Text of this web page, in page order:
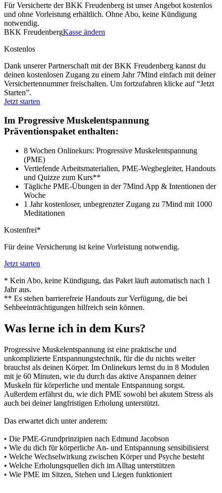
Für Versicherte der BKK Freudenberg ist unser Angebot kostenlos
und ohne Vorleistung erhältlich. Ohne Abo, keine Kündigung
notwendig.
BKK FreudenbergKasse ändern
Kostenlos
Dank unserer Partnerschaft mit der BKK Freudenberg kannst du
deinen kostenlosen Zugang zu einem Jahr 7Mind einfach mit deiner
Versichertennummer freischalten. Um fortzufahren klicke auf “Jetzt
Starten”.
Jetzt starten
Im Progressive Muskelentspannung
Präventionspaket enthalten:
8 Wochen Onlinekurs: Progressive Muskelentspannung
(PME)
Vertiefende Arbeitsmaterialien, PME-Wegbegleiter, Handouts
und Quizze zum Kurs**
Tägliche PME-Übungen in der 7Mind App & Intentionen der
Woche
1 Jahr kostenloser, unbegrenzter Zugang zu 7Mind mit 1000
Meditationen
Kostenfrei*
Für deine Versicherung ist keine Vorleistung notwendig.
Jetzt starten
* Kein Abo, keine Kündigung, das Paket läuft automatisch nach 1
Jahr aus.
** Es stehen barrierefreie Handouts zur Verfügung, die bei
Sehbeeinträchtigungen hilfreich sein können.
Was lerne ich in dem Kurs?
Progressive Muskelentspannung ist eine praktische und
unkomplizierte Entspannungstechnik, für die du nichts weiter
brauchst als deinen Körper. Im Onlinekurs lernst du in 8 Modulen
mit je 60 Minuten, wie du durch das aktive Anspannen deiner
Muskeln für körperliche und mentale Entspannung sorgst.
Außerdem erfährst du, wie dich PME sowohl bei akutem Stress als
auch bei deiner langfristigen Erholung unterstützt.
Das erwartet dich unter anderem:
• Die PME-Grundprinzipien nach Edmund Jacobson
• Wie du dich für körperliche An- und Entspannung sensibilisierst
• Welche Wechselwirkung zwischen Körper und Psyche besteht
• Welche Erholungsquellen dich im Alltag unterstützen
• Wie PME im Sitzen, Stehen und Liegen funktioniert